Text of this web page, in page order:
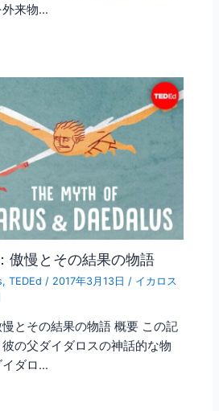
外来物…
傲慢とその結果の物語
,TEDEd / 2017年3月13日 / イカロス
とその結果の物語 概要 この記
の父ダイダロスの神話的な物
イダロ…